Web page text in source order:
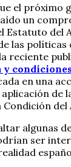
el próximo
un
Estatuto del
las
reciente
y
en una
de
Condición
algunas
ser